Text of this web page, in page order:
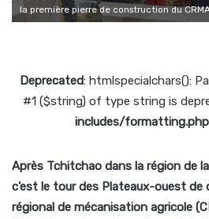
la première pierre de construction du
Deprecated: htmlspecialchars():
#1 ($string) of type string is
includes/formatting.php
Après Tchitchao dans la région de
c’est le tour des Plateaux-ouest de
régional de mécanisation agricole